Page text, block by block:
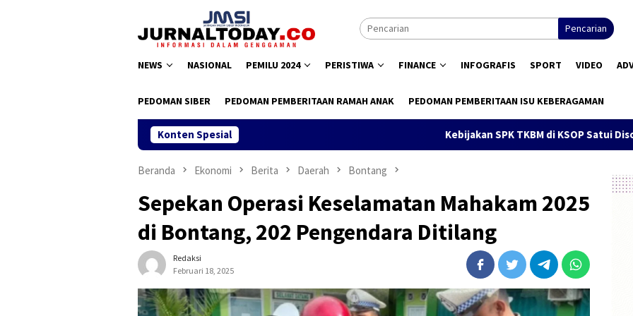
Pencarian
NEWS NASIONAL PEMILU 2024 PERISTIWA FINANCE INFOGRAFIS SPORT VIDEO
PEDOMAN SIBER PEDOMAN PEMBERITAAN RAMAH ANAK PEDOMAN PEMBERITAAN ISU KEBERAGAMAN
Konten Spesial Kebijakan SPK TKBM di KSOP Satui Disorot,
Beranda Ekonomi Berita Daerah Bontang
Sepekan Operasi Keselamatan Mahakam 2025
di Bontang, 202 Pengendara Ditilang
Redaksi
Februari 18, 2025